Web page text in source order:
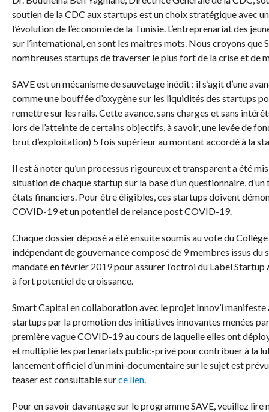
soutien de la CDC aux startups est un choix stratégique avec
l’évolution de l’économie de la Tunisie. L’entreprenariat des
sur l’international, en sont les maitres mots. Nous croyons que
nombreuses startups de traverser le plus fort de la crise et de
SAVE est un mécanisme de sauvetage inédit : il s’agit d’une
comme une bouffée d’oxygène sur les liquidités des startups
remettre sur les rails. Cette avance, sans charges et sans
lors de l’atteinte de certains objectifs, à savoir, une levée de
brut d’exploitation) 5 fois supérieur au montant accordé à la
Il est à noter qu’un processus rigoureux et transparent a été
situation de chaque startup sur la base d’un questionnaire,
états financiers. Pour être éligibles, ces startups doivent
COVID-19 et un potentiel de relance post COVID-19.
Chaque dossier déposé a été ensuite soumis au vote du
indépendant de gouvernance composé de 9 membres issus
mandaté en février 2019 pour assurer l’octroi du Label
à fort potentiel de croissance.
Smart Capital en collaboration avec le projet Innov’i manifeste
startups par la promotion des initiatives innovantes menées
première vague COVID-19 au cours de laquelle elles ont
et multiplié les partenariats public-privé pour contribuer à la
lancement officiel d’un mini-documentaire sur le sujet est
teaser est consultable surce lien.
Pour en savoir davantage sur le programme SAVE, veuillez lire